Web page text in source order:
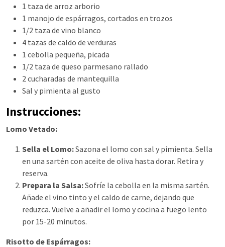
1 taza de arroz arborio
1 manojo de espárragos, cortados en trozos
1/2 taza de vino blanco
4 tazas de caldo de verduras
1 cebolla pequeña, picada
1/2 taza de queso parmesano rallado
2 cucharadas de mantequilla
Sal y pimienta al gusto
Instrucciones:
Lomo Vetado:
Sella el Lomo:Sazona el lomo con sal y pimienta. Sella
en una sartén con aceite de oliva hasta dorar. Retira y
reserva.
Prepara la Salsa:Sofríe la cebolla en la misma sartén.
Añade el vino tinto y el caldo de carne, dejando que
reduzca. Vuelve a añadir el lomo y cocina a fuego lento
por 15-20 minutos.
Risotto de Espárragos: